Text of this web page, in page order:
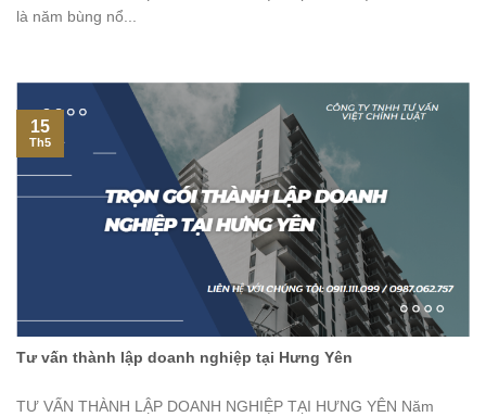
là năm bùng nổ...
Tư vấn thành lập doanh nghiệp tại Hưng Yên
TƯ VẤN THÀNH LẬP DOANH NGHIỆP TẠI HƯNG YÊN Năm
15
Th5